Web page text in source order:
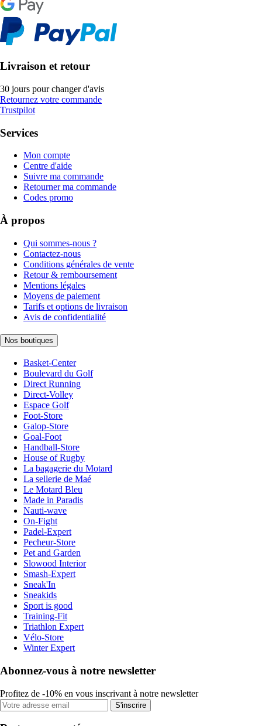
Livraison et retour
30 jours pour changer d'avis
Retournez votre commande
Trustpilot
Services
Mon compte
Centre d'aide
Suivre ma commande
Retourner ma commande
Codes promo
À propos
Qui sommes-nous ?
Contactez-nous
Conditions générales de vente
Retour & remboursement
Mentions légales
Moyens de paiement
Tarifs et options de livraison
Avis de confidentialité
Nos boutiques
Basket-Center
Boulevard du Golf
Direct Running
Direct-Volley
Espace Golf
Foot-Store
Galop-Store
Goal-Foot
Handball-Store
House of Rugby
La bagagerie du Motard
La sellerie de Maé
Le Motard Bleu
Made in Paradis
Nauti-wave
On-Fight
Padel-Expert
Pecheur-Store
Pet and Garden
Slowood Interior
Smash-Expert
Sneak'In
Sneakids
Sport is good
Training-Fit
Triathlon Expert
Vélo-Store
Winter Expert
Abonnez-vous à notre newsletter
Profitez de -10% en vous inscrivant à notre newsletter
S'inscrire